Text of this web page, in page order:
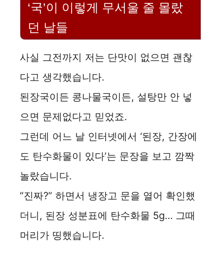
‘국’이 이렇게 무서울 줄 몰랐
던 날들
사실 그전까지 저는 단맛이 없으면 괜찮
다고 생각했습니다.
된장국이든 콩나물국이든, 설탕만 안 넣
으면 문제없다고 믿었죠.
그런데 어느 날 인터넷에서 ‘된장, 간장에
도 탄수화물이 있다’는 문장을 보고 깜짝
놀랐습니다.
“진짜?” 하면서 냉장고 문을 열어 확인했
더니, 된장 성분표에 탄수화물 5g… 그때
머리가 띵했습니다.